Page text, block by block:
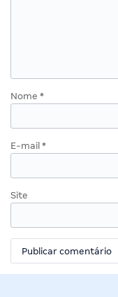
Nome *
E-mail *
Site